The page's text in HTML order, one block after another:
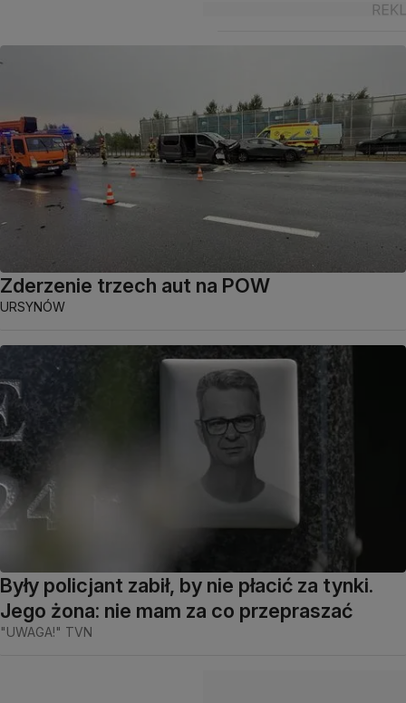
Zderzenie trzech aut na POW
URSYNÓW
Były policjant zabił, by nie płacić za tynki.
Jego żona: nie mam za co przepraszać
"UWAGA!" TVN